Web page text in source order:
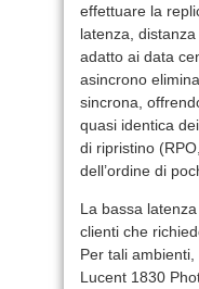
effettuare la
latenza,
adatto ai data
asincrono
sincrona,
quasi identica
di ripristino
dell’ordine di
La bassa
clienti che
Per tali
Lucent 1830